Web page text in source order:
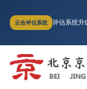
云合评估系统 评估系统升